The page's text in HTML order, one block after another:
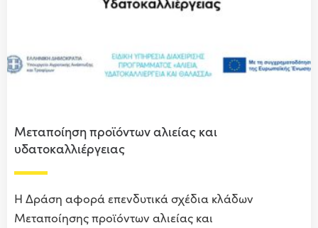
Μεταποίηση προϊόντων αλιείας και
υδατοκαλλιέργειας
Η Δράση αφορά επενδυτικά σχέδια κλάδων
Μεταποίησης προϊόντων αλιείας και